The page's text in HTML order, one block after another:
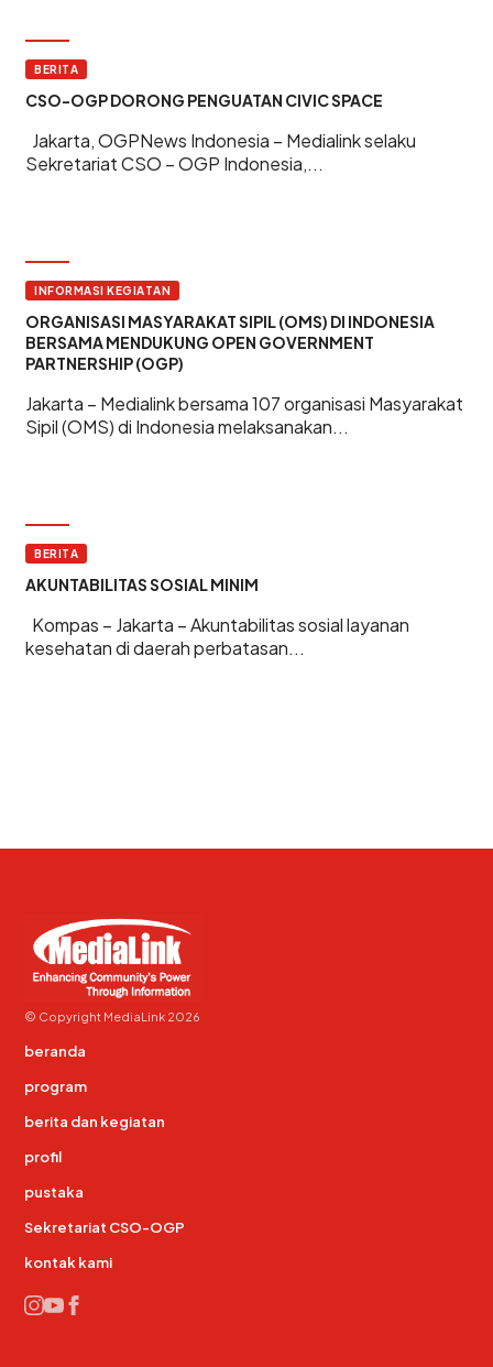
BERITA
CSO-OGP DORONG PENGUATAN CIVIC SPACE
Jakarta, OGPNews Indonesia – Medialink selaku
Sekretariat CSO – OGP Indonesia,...
INFORMASI KEGIATAN
ORGANISASI MASYARAKAT SIPIL (OMS) DI INDONESIA
BERSAMA MENDUKUNG OPEN GOVERNMENT
PARTNERSHIP (OGP)
Jakarta – Medialink bersama 107 organisasi Masyarakat
Sipil (OMS) di Indonesia melaksanakan...
BERITA
AKUNTABILITAS SOSIAL MINIM
Kompas – Jakarta – Akuntabilitas sosial layanan
kesehatan di daerah perbatasan...
© Copyright MediaLink 2026
beranda
program
berita dan kegiatan
profil
pustaka
Sekretariat CSO-OGP
kontak kami